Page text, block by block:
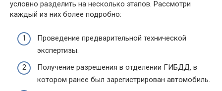
условно разделить на несколько этапов. Рассмотри
каждый из них более подробно:
Проведение предварительной технической
экспертизы.
Получение разрешения в отделении ГИБДД, в
котором ранее был зарегистрирован автомобиль.